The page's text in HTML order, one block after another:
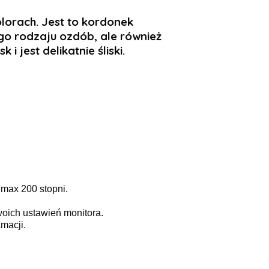
Jest to kordonek
rodzaju ozdób, ale również
i jest delikatnie śliski.
200 stopni.
ustawień monitora.